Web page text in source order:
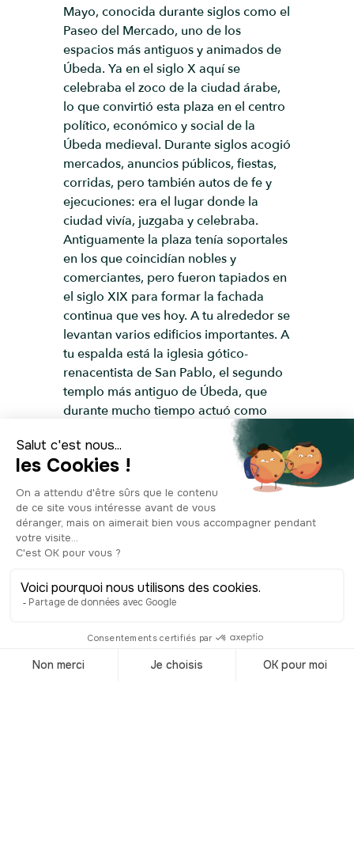
Mayo, conocida durante siglos como el
Paseo del Mercado, uno de los
espacios más antiguos y animados de
Úbeda. Ya en el siglo X aquí se
celebraba el zoco de la ciudad árabe,
lo que convirtió esta plaza en el centro
político, económico y social de la
Úbeda medieval. Durante siglos acogió
mercados, anuncios públicos, fiestas,
corridas, pero también autos de fe y
ejecuciones: era el lugar donde la
ciudad vivía, juzgaba y celebraba.
Antiguamente la plaza tenía soportales
en los que coincidían nobles y
comerciantes, pero fueron tapiados en
el siglo XIX para formar la fachada
continua que ves hoy. A tu alrededor se
levantan varios edificios importantes. A
tu espalda está la iglesia gótico-
renacentista de San Pablo, el segundo
templo más antiguo de Úbeda, que
durante mucho tiempo actuó como
sede municipal y custodió los archivos
nobiliarios. A un lado de la plaza
encontrarás las Antiguas Casas
Consistoriales, una joya civil de los
siglos XVI y XVII. Pasarás junto a ellas
dentro de unos metros: míralas a tu
derecha. Las reconocerás por sus
elegantes logias renacentistas,
diseñadas en parte bajo la supervisión
de Andrés de Vandelvira. Hoy albergan
centro, el kiosco de música sigue
acogiendo conciertos y celebraciones,